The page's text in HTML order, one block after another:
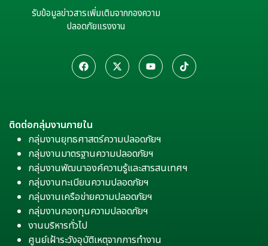
รับข้อมูลข่าวสารเพิ่มเติมจากกองความ
ปลอดภัยแรงงาน
ติดต่อกลุ่มงานภายใน
กลุ่มงานยุทธศาสตร์ความปลอดภัยฯ
กลุ่มงานมาตรฐานความปลอดภัยฯ
กลุ่มงานพัฒนาองค์ความรู้และสารสนเทศฯ
กลุ่มงานทะเบียนความปลอดภัยฯ
กลุ่มงานเครือข่ายความปลอดภัยฯ
กลุ่มงานกองทุนความปลอดภัยฯ
งานบริหารทั่วไป
ศูนย์เฝ้าระวังอุบัติเหตุจากการทำงาน